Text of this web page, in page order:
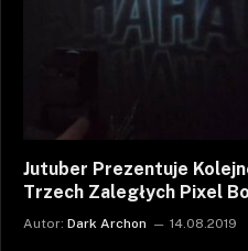
Jutuber Prezentuje
Trzech Zaległych Pixel
Autor: Dark Archon 14.08.2019